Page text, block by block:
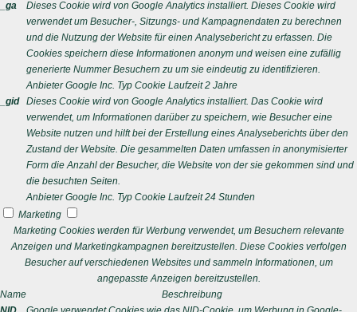
_ga
Dieses Cookie wird von Google Analytics installiert. Dieses Cookie wird
verwendet um Besucher-, Sitzungs- und Kampagnendaten zu berechnen
und die Nutzung der Website für einen Analysebericht zu erfassen. Die
Cookies speichern diese Informationen anonym und weisen eine zufällig
generierte Nummer Besuchern zu um sie eindeutig zu identifizieren.
Anbieter Google Inc. Typ Cookie Laufzeit 2 Jahre
_gid
Dieses Cookie wird von Google Analytics installiert. Das Cookie wird
verwendet, um Informationen darüber zu speichern, wie Besucher eine
Website nutzen und hilft bei der Erstellung eines Analyseberichts über den
Zustand der Website. Die gesammelten Daten umfassen in anonymisierter
Form die Anzahl der Besucher, die Website von der sie gekommen sind und
die besuchten Seiten.
Anbieter Google Inc. Typ Cookie Laufzeit 24 Stunden
Marketing
Marketing Cookies werden für Werbung verwendet, um Besuchern relevante
Anzeigen und Marketingkampagnen bereitzustellen. Diese Cookies verfolgen
Besucher auf verschiedenen Websites und sammeln Informationen, um
angepasste Anzeigen bereitzustellen.
Name
Beschreibung